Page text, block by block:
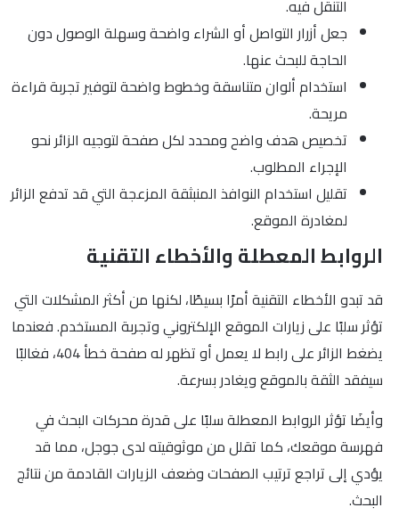
التنقل فيه.
جعل أزرار التواصل أو الشراء واضحة وسهلة الوصول دون
الحاجة للبحث عنها.
استخدام ألوان متناسقة وخطوط واضحة لتوفير تجربة قراءة
مريحة.
تخصيص هدف واضح ومحدد لكل صفحة لتوجيه الزائر نحو
الإجراء المطلوب.
تقليل استخدام النوافذ المنبثقة المزعجة التي قد تدفع الزائر
لمغادرة الموقع.
الروابط المعطلة والأخطاء التقنية
قد تبدو الأخطاء التقنية أمرًا بسيطًا، لكنها من أكثر المشكلات التي
تؤثر سلبًا على زيارات الموقع الإلكتروني وتجربة المستخدم. فعندما
يضغط الزائر على رابط لا يعمل أو تظهر له صفحة خطأ 404، فغالبًا
سيفقد الثقة بالموقع ويغادر بسرعة.
وأيضَا تؤثر الروابط المعطلة سلبًا على قدرة محركات البحث في
فهرسة موقعك، كما تقلل من موثوقيته لدى جوجل، مما قد
يؤدي إلى تراجع ترتيب الصفحات وضعف الزيارات القادمة من نتائج
البحث.